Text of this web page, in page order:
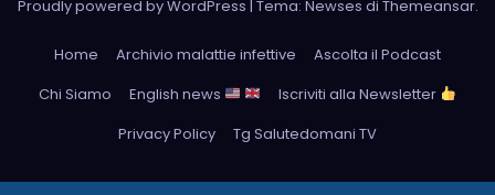
Proudly powered by WordPress | Tema: Newses di Themeansar.
Home Archivio malattie infettive
Ascolta il Podcast
Chi Siamo
English news
Iscriviti alla Newsletter
Privacy Policy
Tg Salutedomani TV